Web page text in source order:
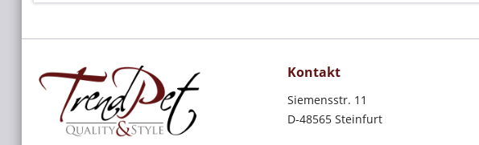
Kontakt
Siemensstr. 11
D-48565 Steinfurt